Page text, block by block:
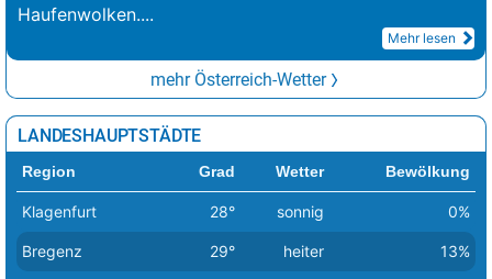
Haufenwolken....
Mehr lesen
mehr Österreich-Wetter
LANDESHAUPTSTÄDTE
Region Grad Wetter Bewölkung
Klagenfurt 28° sonnig 0%
Bregenz 29° heiter 13%